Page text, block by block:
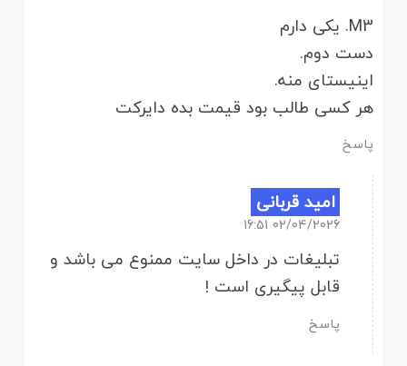
M3. یکی دارم
دست دوم.
اینیستای منه.
هر کسی طالب بود قیمت بده دایرکت
پاسخ
امید قربانی
02/04/2026 16:51
تبلیغات در داخل سایت ممنوع می باشد و
قابل پیگیری است !
پاسخ